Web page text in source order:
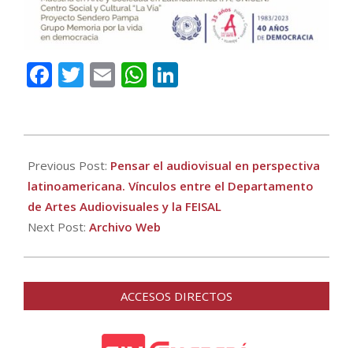
Facebook
Twitter
EmailWhatsApp
10-
18
Previous Post: Pensar el audiovisual en perspectiva
latinoamericana. Vínculos entre el Departamento
de Artes Audiovisuales y la FEISAL
Next Post: Archivo Web
ACCESOS DIRECTOS